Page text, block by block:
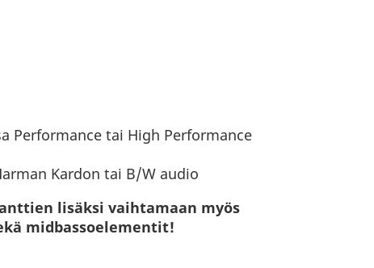
Performance tai High Performance
Kardon tai B/W audio
lisäksi vaihtamaan myös
midbassoelementit!